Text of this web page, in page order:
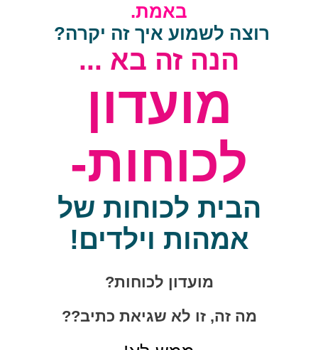
באמת.
רוצה לשמוע איך זה יקרה?
הנה זה בא ...
מועדון
לכוחות-
הבית לכוחות של
אמהות וילדים!
מועדון לכוחות?
מה זה, זו לא שגיאת כתיב??